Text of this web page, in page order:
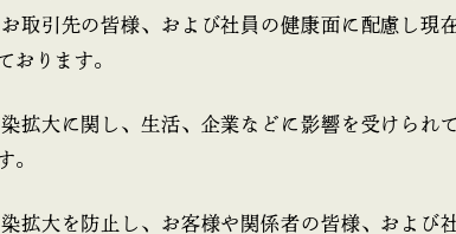
取引先の皆様、および社員の健康面に配慮し現
おります。
拡大に関し、生活、企業などに影響を受けられ
。
拡大を防止し、お客様や関係者の皆様、および